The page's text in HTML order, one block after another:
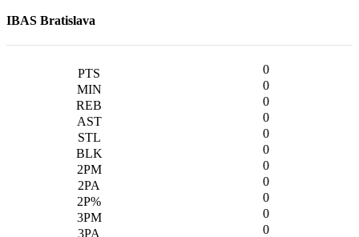
IBAS Bratislava
0
0
0
0
0
0
0
0
0
0
0